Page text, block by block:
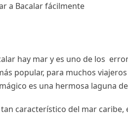
a Bacalar fácilmente
hay mar y es uno de los
popular, para muchos
es una hermosa laguna
característico del mar caribe,